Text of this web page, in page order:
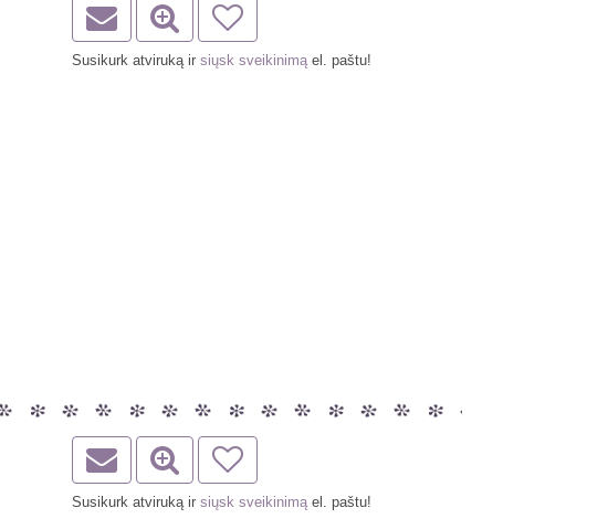
Susikurk atviruką irsiųsk sveikinimą el. paštu!
Susikurk atviruką irsiųsk sveikinimą el. paštu!